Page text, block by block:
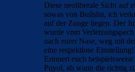
Diese neoliberale Sicht auf
sowas von Bullshit, ich
auf der Zunge liegen. Der
wurde vom
nach eurer Nase, weg mit
eine respektlose Einstellung!
Erinnert euch
Puyol, ab wann die richtig